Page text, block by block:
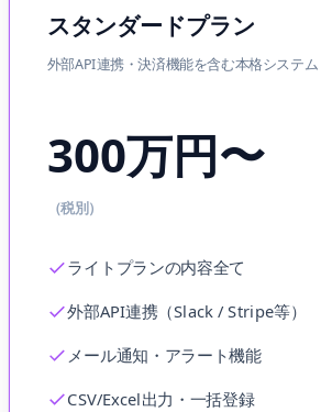
スタンダードプラン
外部API連携・決済機能を含む本格システム
300万円〜
（税別）
ライトプランの内容全て
外部API連携（Slack / Stripe等）
メール通知・アラート機能
CSV/Excel出力・一括登録